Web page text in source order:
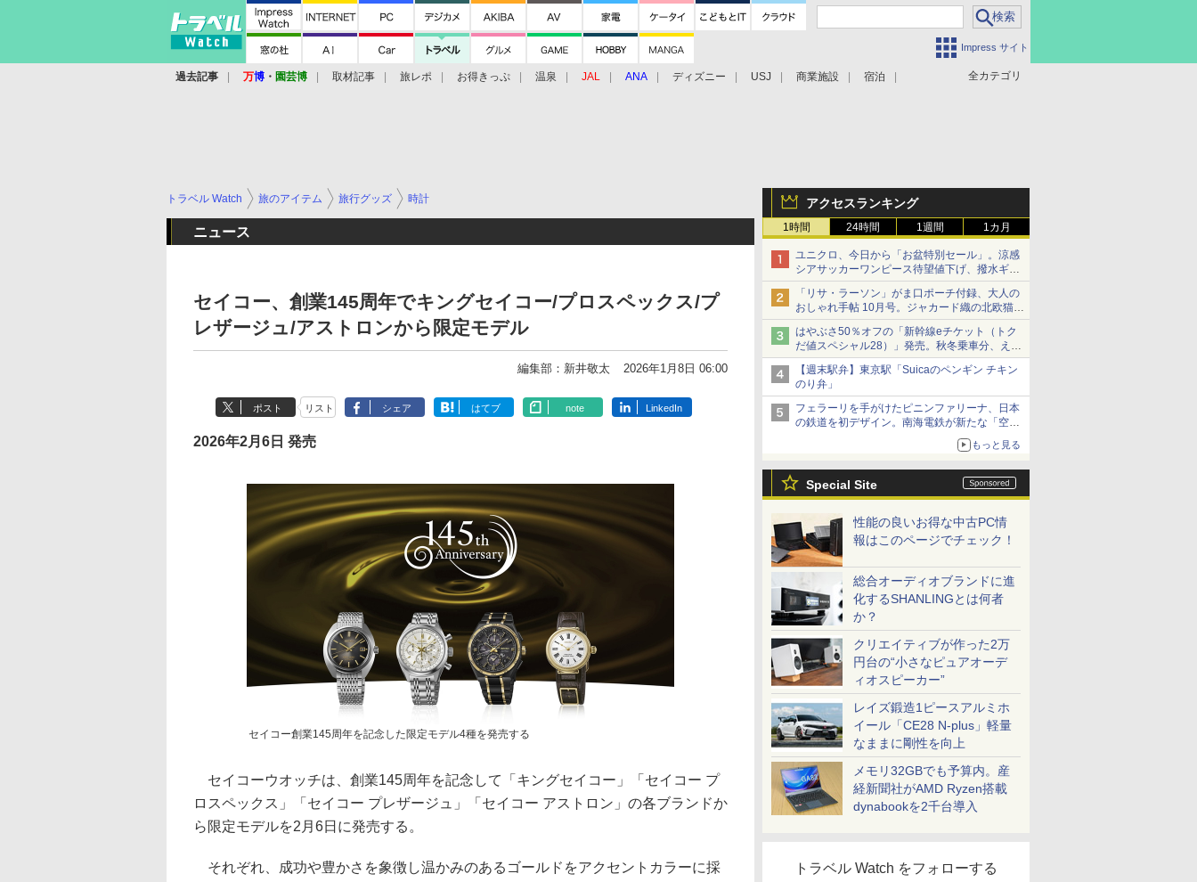
Impress サイト
全カテゴリ
過去記事 万博 ・ 園芸博 取材記事 旅レポ お得きっぷ 温泉 JAL ANA ディズニー USJ 商業施設 宿泊
アクセスランキング
1時間 24時間 1週間 1カ月
ユニクロ、今日から「お盆特別セール」。涼感
シアサッカーワンピース待望値下げ、撥水ギア
ショーツは1990円に
「リサ・ラーソン」がま口ポーチ付録、大人の
おしゃれ手帖 10月号。ジャカード織の北欧猫デ
ザイン
はやぶさ50％オフの「新幹線eチケット（トク
だ値スペシャル28）」発売。秋冬乗車分、えき
ねっと限定
【週末駅弁】東京駅「Suicaのペンギン チキン
のり弁」
フェラーリを手がけたピニンファリーナ、日本
の鉄道を初デザイン。南海電鉄が新たな「空港
もっと見る
Special Site
性能の良いお得な中古PC情
報はこのページでチェック！
総合オーディオブランドに進
化するSHANLINGとは何者
か？
クリエイティブが作った2万
円台の“小さなピュアオーデ
ィオスピーカー”
レイズ鍛造1ピースアルミホ
イール「CE28 N-plus」軽量
なままに剛性を向上
メモリ32GBでも予算内。産
経新聞社がAMD Ryzen搭載
dynabookを2千台導入
トラベル Watch をフォローする
トラベル Watch 旅のアイテム 旅行グッズ 時計
ニュース
セイコー、創業145周年でキングセイコー/プロスペックス/プ
レザージュ/アストロンから限定モデル
編集部：新井敬太 2026年1月8日 06:00
ポスト リスト シェア はてブ note LinkedIn
2026年2月6日 発売
セイコー創業145周年を記念した限定モデル4種を発売する
セイコーウオッチは、創業145周年を記念して「キングセイコー」「セイコー プ
ロスペックス」「セイコー プレザージュ」「セイコー アストロン」の各ブランドか
ら限定モデルを2月6日に発売する。
それぞれ、成功や豊かさを象徴し温かみのあるゴールドをアクセントカラーに採